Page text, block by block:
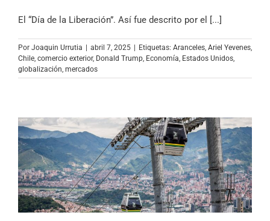
El “Día de la Liberación”. Así fue descrito por el [...]
Por Joaquin Urrutia abril 7, 2025 Etiquetas: Aranceles, Ariel Yevenes,
Chile, comercio exterior, Donald Trump, Economía, Estados Unidos,
globalización, mercados